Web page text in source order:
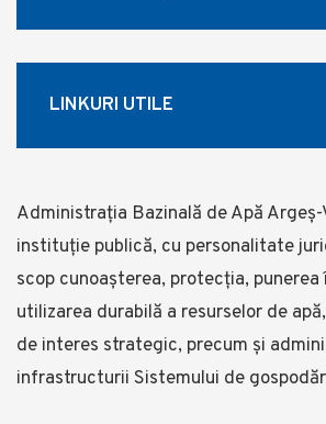
LINKURI UTILE
Administrația Bazinală de Apă
instituție publică, cu personalitate
scop cunoașterea, protecția, punerea
utilizarea durabilă a resurselor de
de interes strategic, precum și
infrastructurii Sistemului de